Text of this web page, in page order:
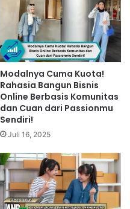
Modalnya Cuma Kuota!
Rahasia Bangun Bisnis
Online Berbasis Komunitas
dan Cuan dari Passionmu
Sendiri!
Juli 16, 2025